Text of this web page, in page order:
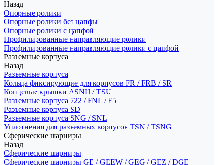
Назад
Опорные ролики
Опорные ролики без цапфы
Опорные ролики с цапфой
Профилированные направляющие ролики
Профилированные направляющие ролики с цапфой
Разъемные корпуса
Назад
Разъемные корпуса
Кольца фиксирующие для корпусов FR / FRB / SR
Концевые крышки ASNH / TSU
Разъемные корпуса 722 / FNL / F5
Разъемные корпуса SD
Разъемные корпуса SNG / SNL
Уплотнения для разъемных корпусов TSN / TSNG
Сферические шарниры
Назад
Сферические шарниры
Сферические шарниры GE / GEEW / GEG / GEZ / DGE